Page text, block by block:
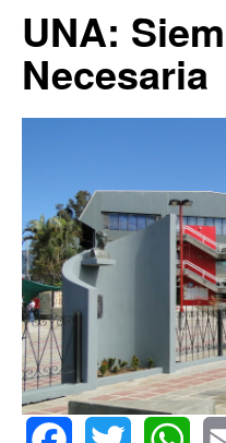
UNA:
Necesaria